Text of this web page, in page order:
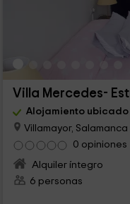
Villa Mercedes-
Alojamiento ubicado
Villamayor, Salamanca
0 opiniones
Alquiler íntegro
6 personas